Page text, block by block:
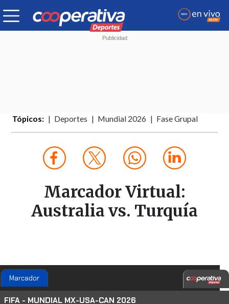
Tópicos: Deportes Mundial 2026 Fase Grupal
Marcador Virtual:
Australia vs. Turquía
Marcador